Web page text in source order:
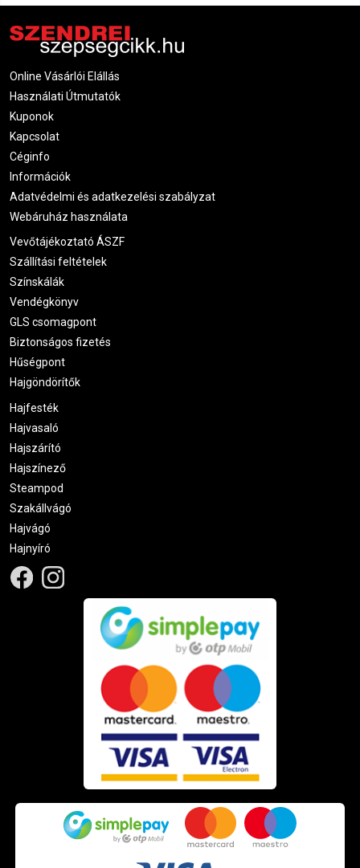
Online Vásárlói Elállás
Használati Útmutatók
Kuponok
Kapcsolat
Céginfo
Információk
Adatvédelmi és adatkezelési szabályzat
Webáruház használata
Vevőtájékoztató ÁSZF
Szállítási feltételek
Színskálák
Vendégkönyv
GLS csomagpont
Biztonságos fizetés
Hűségpont
Hajgöndörítők
Hajfesték
Hajvasaló
Hajszárító
Hajszínező
Steampod
Szakállvágó
Hajvágó
Hajnyíró